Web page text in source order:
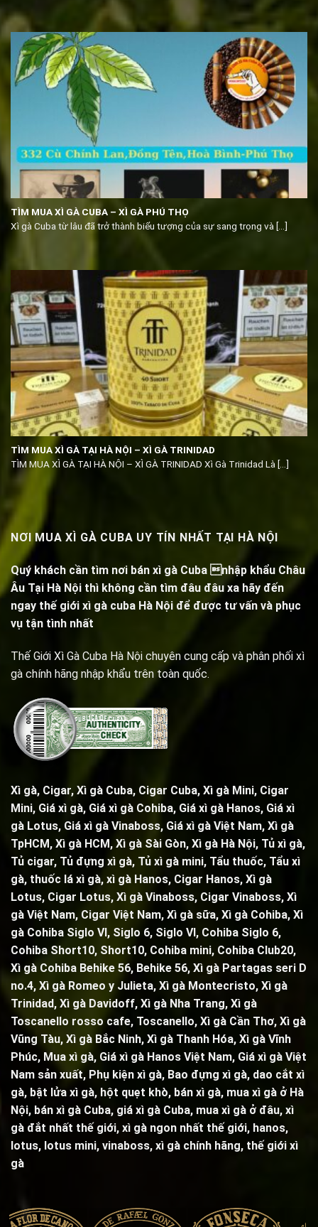
TÌM MUA XÌ GÀ CUBA – XÌ GÀ PHÚ THỌ
Xì gà Cuba từ lâu đã trở thành biểu tượng của sự sang trọng và [...]
TÌM MUA XÌ GÀ TẠI HÀ NỘI – XÌ GÀ TRINIDAD
TÌM MUA XÌ GÀ TẠI HÀ NỘI – XÌ GÀ TRINIDAD Xì Gà Trinidad Là [...]
NƠI MUA XÌ GÀ CUBA UY TÍN NHẤT TẠI HÀ NỘI
Quý khách cần tìm nơi bán xì gà Cuba nhập khẩu Châu
Âu Tại Hà Nội thì không cần tìm đâu đâu xa hãy đến
ngay thế giới xì gà cuba Hà Nội để được tư vấn và phục
vụ tận tình nhất
Thế Giới Xì Gà Cuba Hà Nội chuyên cung cấp và phân phối xì
gà chính hãng nhập khẩu trên toàn quốc.
Xì gà, Cigar, Xì gà Cuba, Cigar Cuba, Xì gà Mini, Cigar
Mini, Giá xì gà, Giá xì gà Cohiba, Giá xì gà Hanos, Giá xì
gà Lotus, Giá xì gà Vinaboss, Giá xì gà Việt Nam, Xì gà
TpHCM, Xì gà HCM, Xì gà Sài Gòn, Xì gà Hà Nội, Tủ xì gà,
Tủ cigar, Tủ đựng xì gà, Tủ xì gà mini, Tẩu thuốc, Tẩu xì
gà, thuốc lá xì gà, xì gà Hanos, Cigar Hanos, Xì gà
Lotus, Cigar Lotus, Xì gà Vinaboss, Cigar Vinaboss, Xì
gà Việt Nam, Cigar Việt Nam, Xì gà sữa, Xì gà Cohiba, Xì
gà Cohiba Siglo VI, Siglo 6, Siglo VI, Cohiba Siglo 6,
Cohiba Short10, Short10, Cohiba mini, Cohiba Club20,
Xì gà Cohiba Behike 56, Behike 56, Xì gà Partagas seri D
no.4, Xì gà Romeo y Julieta, Xì gà Montecristo, Xì gà
Trinidad, Xì gà Davidoff, Xì gà Nha Trang, Xì gà
Toscanello rosso cafe, Toscanello, Xì gà Cần Thơ, Xì gà
Vũng Tàu, Xì gà Bắc Ninh, Xì gà Thanh Hóa, Xì gà Vĩnh
Phúc, Mua xì gà, Giá xì gà Hanos Việt Nam, Giá xì gà Việt
Nam sản xuất, Phụ kiện xì gà, Bao đựng xì gà, dao cắt xì
gà, bật lửa xì gà, hột quẹt khò, bán xì gà, mua xì gà ở Hà
Nội, bán xì gà Cuba, giá xì gà Cuba, mua xì gà ở đâu, xì
gà đắt nhất thế giới, xì gà ngon nhất thế giới, hanos,
lotus, lotus mini, vinaboss, xì gà chính hãng, thế giới xì
gà